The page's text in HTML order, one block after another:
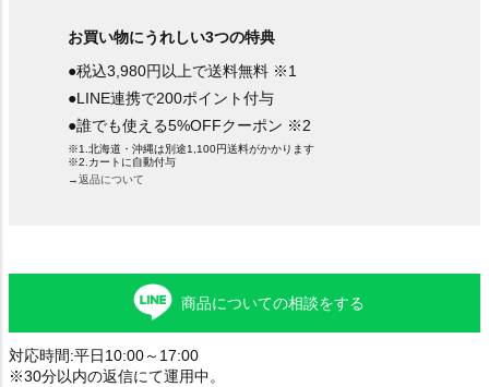
お買い物にうれしい3つの特典
●税込3,980円以上で送料無料 ※1
●LINE連携で200ポイント付与
●誰でも使える5%OFFクーポン ※2
※1.北海道・沖縄は別途1,100円送料がかかります
※2.カートに自動付与
→返品について
商品についての相談をする
対応時間:平日10:00～17:00
※30分以内の返信にて運用中。